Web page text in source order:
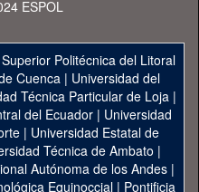
ESPOL
Politécnica del Litoral
Cuenca| Universidad del
Técnica Particular de Loja|
del Ecuador| Universidad
| Universidad Estatal de
Técnica de Ambato |
Autónoma de los Andes|
Equinoccial| Pontificia